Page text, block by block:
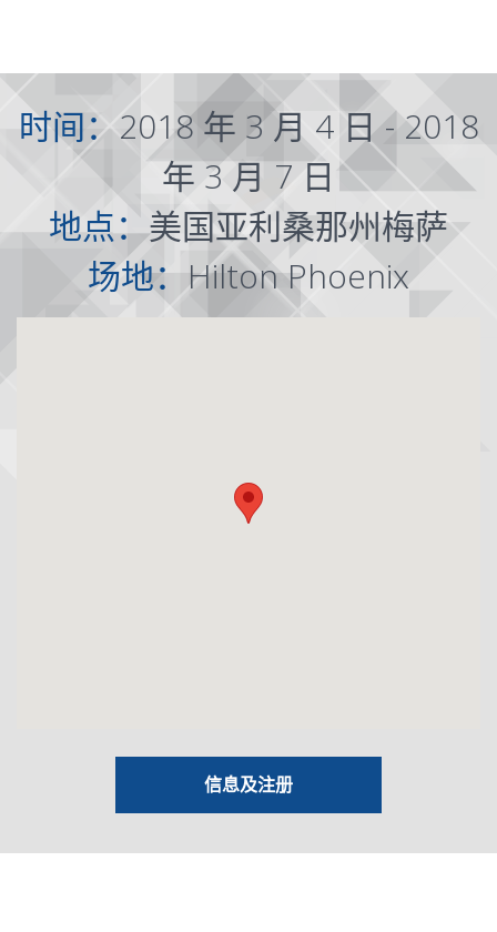
时间：2018 年 3 月 4 日 - 2018
年 3 月 7 日
地点：美国亚利桑那州梅萨
场地： Hilton Phoenix
信息及注册